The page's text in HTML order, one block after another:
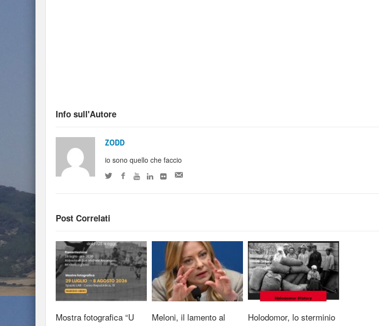
Info sull'Autore
ZODD
io sono quello che faccio
Post Correlati
Mostra fotografica “U
Meloni, il lamento al
Holodomor, lo sterminio